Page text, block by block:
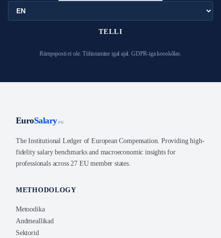
TELLI
Rämpsposti ei ole. Tühistamine igal ajal. GDPR-iga kooskõlas.
EuroSalary.eu
The Institutional Ledger of European Compensation. Providing high-
fidelity salary benchmarks and macroeconomic insights for
professionals across 27 EU member states.
METHODOLOGY
Metoodika
Andmeallikad
Sektorid